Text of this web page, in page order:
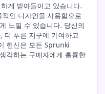
게 받아들이고 있습니다.
인 디자인을 사용함으로
느낄 수 있습니다. 당신의
더 푸른 지구에 기여하고
헌신은 모든 Sprunki
각하는 구매자에게 훌륭한